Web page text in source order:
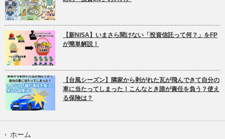
【新NISA】いまさら聞けない「投資信託って何？」をFP
が簡単解説！
【台風シーズン】隣家から剥がれた瓦が飛んできて自分の
車に当たってしまった！こんなとき誰が責任を負う？使え
る保険は？
ホーム